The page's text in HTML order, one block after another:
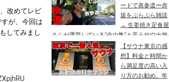
改めてレビ
が、今回は
してみまし
プ場で雨キャンプでソログルキャンプ。
ードで表参道〜赤
坂をぷらぷら雑談
→ 生姜焼き定食屋
さんが運営している”金の亀”と言うサウナ施
設へ行ってきました。
【サウナ東京の感
想】料金と時間か
ら満足度の高い入
り方のお勧め。年